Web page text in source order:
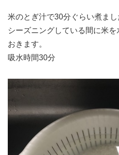
米のとぎ汁で30分ぐらい煮まし
シーズニングしている間に米
おきます。
吸水時間30分